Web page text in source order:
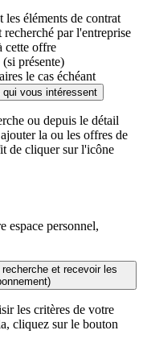
les éléments de contrat
par l'entreprise
cette offre
présente)
le cas échéant
vous intéressent
ou depuis le détail
la ou les offres de
de cliquer sur l'icône
espace personnel,
et recevoir les
les critères de votre
cliquez sur le bouton